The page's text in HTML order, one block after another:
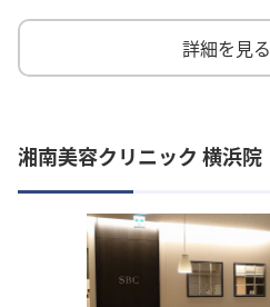
詳細を見る
湘南美容クリニック 横浜院